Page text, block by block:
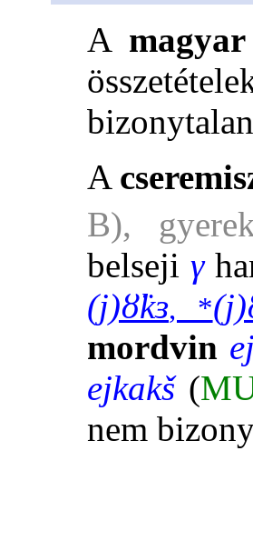
A magyar
A
B),
belseji γ
(j)ȣ̈kɜ, *
mordvin
ejkakš(
nem